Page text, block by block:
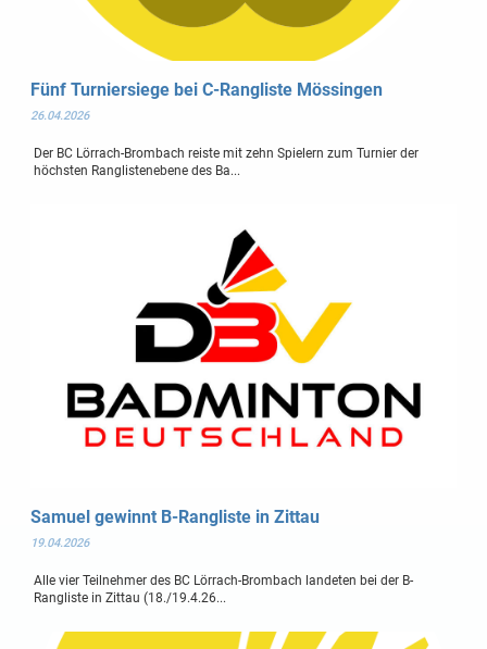
Fünf Turniersiege bei C-Rangliste Mössingen
26.04.2026
Der BC Lörrach-Brombach reiste mit zehn Spielern zum Turnier der
höchsten Ranglistenebene des Ba...
Samuel gewinnt B-Rangliste in Zittau
19.04.2026
Alle vier Teilnehmer des BC Lörrach-Brombach landeten bei der B-
Rangliste in Zittau (18./19.4.26...